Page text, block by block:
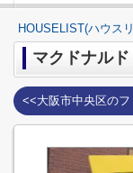
HOUSELIST(ハウス
マクドナル
<<大阪市中央区の